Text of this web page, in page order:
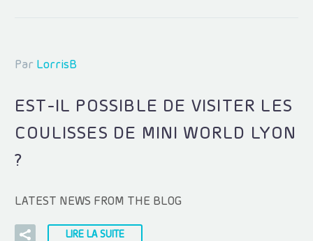
Par LorrisB
EST-IL POSSIBLE DE VISITER LES
COULISSES DE MINI WORLD LYON
?
LATEST NEWS FROM THE BLOG
LIRE LA SUITE